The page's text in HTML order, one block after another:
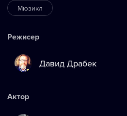
Мюзикл
Режисер
Давид Драбек
Актор